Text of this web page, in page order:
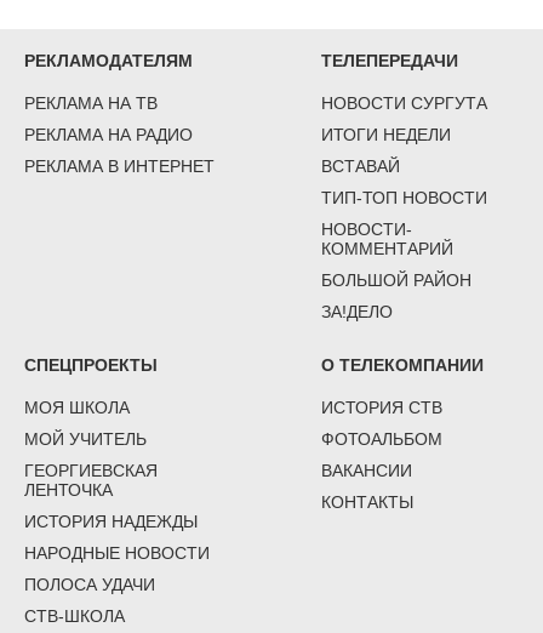
РЕКЛАМОДАТЕЛЯМ
РЕКЛАМА НА ТВ
РЕКЛАМА НА РАДИО
РЕКЛАМА В ИНТЕРНЕТ
ТЕЛЕПЕРЕДАЧИ
НОВОСТИ СУРГУТА
ИТОГИ НЕДЕЛИ
ВСТАВАЙ
ТИП-ТОП НОВОСТИ
НОВОСТИ-
КОММЕНТАРИЙ
БОЛЬШОЙ РАЙОН
ЗА!ДЕЛО
СПЕЦПРОЕКТЫ
МОЯ ШКОЛА
МОЙ УЧИТЕЛЬ
ГЕОРГИЕВСКАЯ
ЛЕНТОЧКА
ИСТОРИЯ НАДЕЖДЫ
НАРОДНЫЕ НОВОСТИ
ПОЛОСА УДАЧИ
СТВ-ШКОЛА
О ТЕЛЕКОМПАНИИ
ИСТОРИЯ СТВ
ФОТОАЛЬБОМ
ВАКАНСИИ
КОНТАКТЫ